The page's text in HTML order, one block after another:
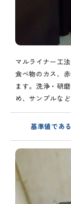
マルライナー工
食べ物のカス、
ます。洗浄・研
め、サンプルな
基準値であ